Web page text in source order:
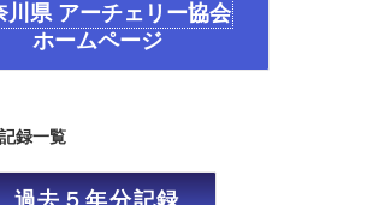
川県 アーチェリー協会
ホームページ
一覧